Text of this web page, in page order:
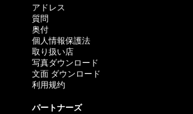
アドレス
質問
奥付
個人情報保護法
取り扱い店
写真ダウンロード
文面 ダウンロード
利用规约
パートナーズ